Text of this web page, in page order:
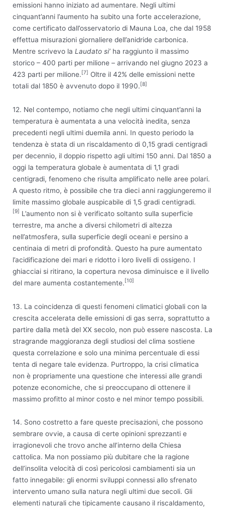
emissioni hanno iniziato ad aumentare. Negli ultimi
cinquant’anni l’aumento ha subito una forte accelerazione,
come certificato dall’osservatorio di Mauna Loa, che dal 1958
effettua misurazioni giornaliere dell’anidride carbonica.
Mentre scrivevo la Laudato si’ ha raggiunto il massimo
storico – 400 parti per milione – arrivando nel giugno 2023 a
423 parti per milione.[7] Oltre il 42% delle emissioni nette
totali dal 1850 è avvenuto dopo il 1990.[8]
12. Nel contempo, notiamo che negli ultimi cinquant’anni la
temperatura è aumentata a una velocità inedita, senza
precedenti negli ultimi duemila anni. In questo periodo la
tendenza è stata di un riscaldamento di 0,15 gradi centigradi
per decennio, il doppio rispetto agli ultimi 150 anni. Dal 1850 a
oggi la temperatura globale è aumentata di 1,1 gradi
centigradi, fenomeno che risulta amplificato nelle aree polari.
A questo ritmo, è possibile che tra dieci anni raggiungeremo il
limite massimo globale auspicabile di 1,5 gradi centigradi.
[9] L’aumento non si è verificato soltanto sulla superficie
terrestre, ma anche a diversi chilometri di altezza
nell’atmosfera, sulla superficie degli oceani e persino a
centinaia di metri di profondità. Questo ha pure aumentato
l’acidificazione dei mari e ridotto i loro livelli di ossigeno. I
ghiacciai si ritirano, la copertura nevosa diminuisce e il livello
del mare aumenta costantemente. [10]
13. La coincidenza di questi fenomeni climatici globali con la
crescita accelerata delle emissioni di gas serra, soprattutto a
partire dalla metà del XX secolo, non può essere nascosta. La
stragrande maggioranza degli studiosi del clima sostiene
questa correlazione e solo una minima percentuale di essi
tenta di negare tale evidenza. Purtroppo, la crisi climatica
non è propriamente una questione che interessi alle grandi
potenze economiche, che si preoccupano di ottenere il
massimo profitto al minor costo e nel minor tempo possibili.
14. Sono costretto a fare queste precisazioni, che possono
sembrare ovvie, a causa di certe opinioni sprezzanti e
irragionevoli che trovo anche all’interno della Chiesa
cattolica. Ma non possiamo più dubitare che la ragione
dell’insolita velocità di così pericolosi cambiamenti sia un
fatto innegabile: gli enormi sviluppi connessi allo sfrenato
intervento umano sulla natura negli ultimi due secoli. Gli
elementi naturali che tipicamente causano il riscaldamento,